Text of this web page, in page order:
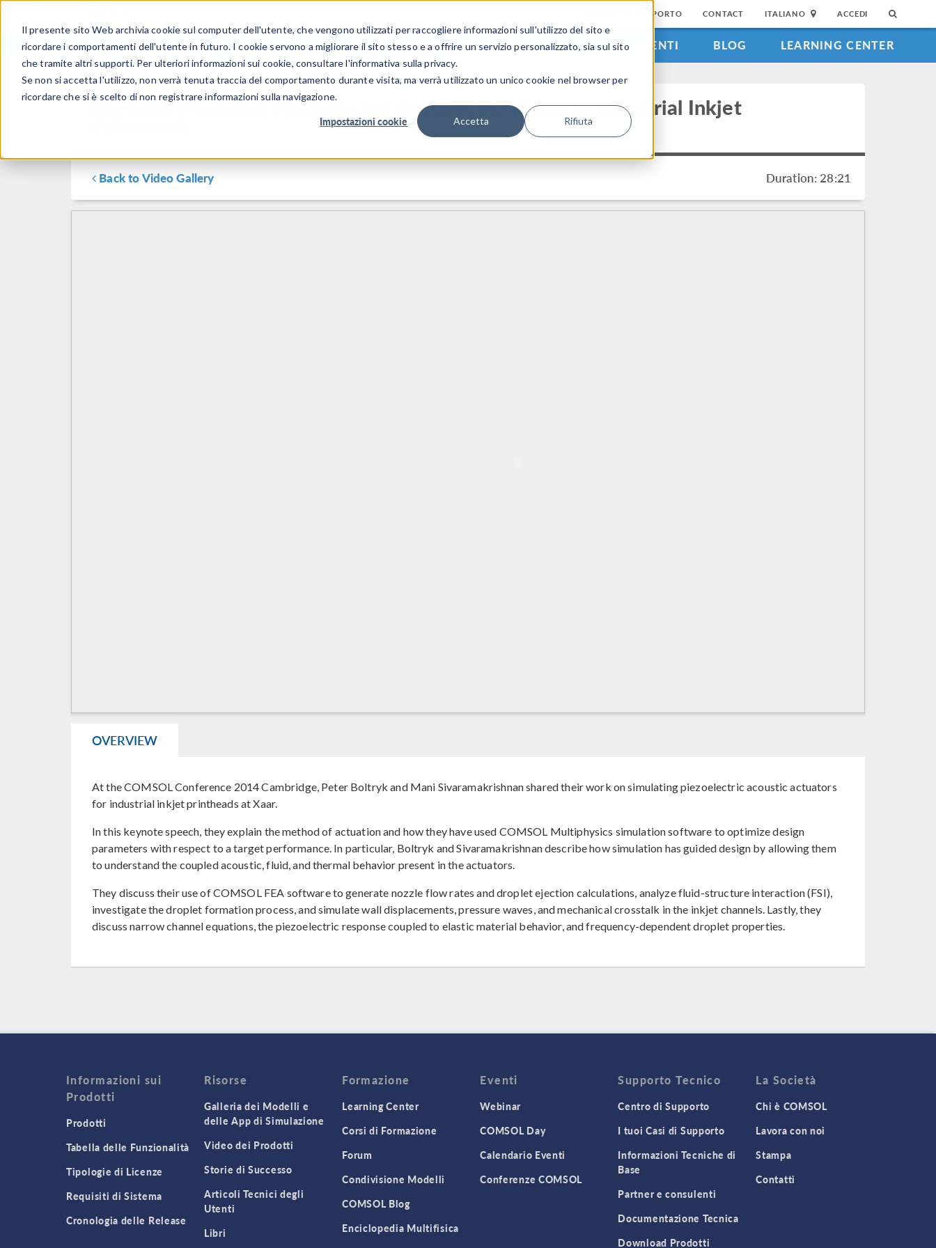
Il presente sito Web archivia cookie sul computer dell'utente, che vengono utilizzati per raccogliere informazioni sull'utilizzo del sito e
ricordare i comportamenti dell'utente in futuro. I cookie servono a migliorare il sito stesso e a offrire un servizio personalizzato, sia sul sito
che tramite altri supporti. Per ulteriori informazioni sui cookie, consultare l'informativa sulla privacy.
Se non si accetta l'utilizzo, non verrà tenuta traccia del comportamento durante visita, ma verrà utilizzato un unico cookie nel browser per
ricordare che si è scelto di non registrare informazioni sulla navigazione.
Impostazioni cookie Accetta Rifiuta
CENTRO DI SUPPORTO CONTACT ITALIANO ACCEDI
PRODOTTI SETTORI INDUSTRIALI GALLERIA DEI VIDEO EVENTI BLOG LEARNING CENTER
Keynote: Modeling Piezoelectric Acoustic Actuation in Industrial Inkjet
Back to Video Gallery Duration: 28:21
OVERVIEW
At the COMSOL Conference 2014 Cambridge, Peter Boltryk and Mani Sivaramakrishnan shared their work on simulating piezoelectric acoustic actuators
for industrial inkjet printheads at Xaar.
In this keynote speech, they explain the method of actuation and how they have used COMSOL Multiphysics simulation software to optimize design
parameters with respect to a target performance. In particular, Boltryk and Sivaramakrishnan describe how simulation has guided design by allowing them
to understand the coupled acoustic, fluid, and thermal behavior present in the actuators.
They discuss their use of COMSOL FEA software to generate nozzle flow rates and droplet ejection calculations, analyze fluid-structure interaction (FSI),
investigate the droplet formation process, and simulate wall displacements, pressure waves, and mechanical crosstalk in the inkjet channels. Lastly, they
discuss narrow channel equations, the piezoelectric response coupled to elastic material behavior, and frequency-dependent droplet properties.
Informazioni sui
Prodotti
Prodotti
Tabella delle Funzionalità
Tipologie di Licenze
Requisiti di Sistema
Cronologia delle Release
Risorse
Galleria dei Modelli e
delle App di Simulazione
Video dei Prodotti
Storie di Successo
Articoli Tecnici degli
Utenti
Libri
Formazione
Learning Center
Corsi di Formazione
Forum
Condivisione Modelli
COMSOL Blog
Enciclopedia Multifisica
Eventi
Webinar
COMSOL Day
Calendario Eventi
Conferenze COMSOL
Supporto Tecnico
Centro di Supporto
I tuoi Casi di Supporto
Informazioni Tecniche di
Base
Partner e consulenti
Documentazione Tecnica
Download Prodotti
La Società
Chi è COMSOL
Lavora con noi
Stampa
Contatti